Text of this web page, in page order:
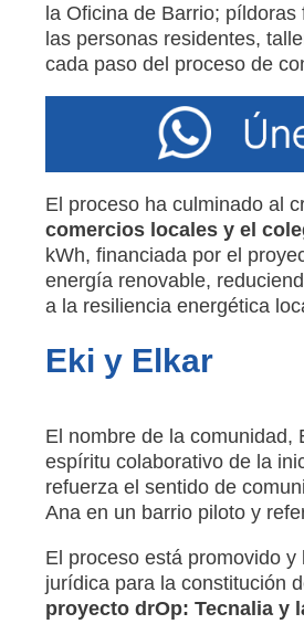
la Oficina de Barrio; píldoras
las personas residentes,
cada paso del proceso de
El proceso ha culminado al
comercios locales y el
kWh, financiada por el
energía renovable,
a la resiliencia energética
Eki y Elkar
El nombre de la comunidad,
espíritu colaborativo de la
refuerza el sentido de
Ana en un barrio piloto y
El proceso está promovido
jurídica para la constitución
proyecto drOp: Tecnalia y